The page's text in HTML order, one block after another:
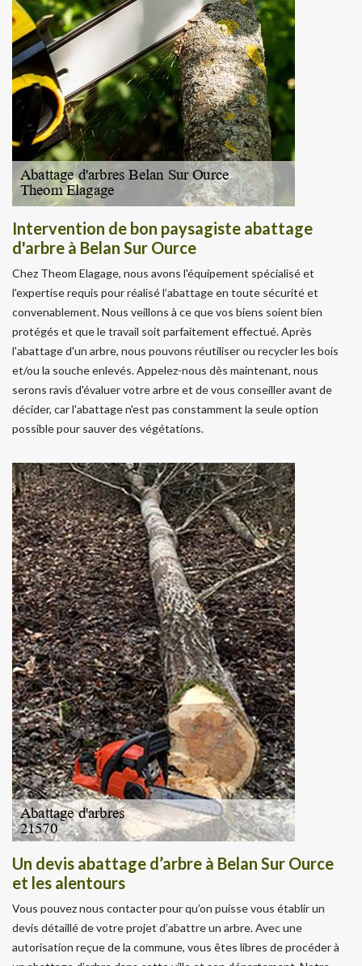
Intervention de bon paysagiste abattage
d'arbre à Belan Sur Ource
Chez Theom Elagage, nous avons l'équipement spécialisé et
l'expertise requis pour réalisé l’abattage en toute sécurité et
convenablement. Nous veillons à ce que vos biens soient bien
protégés et que le travail soit parfaitement effectué. Après
l'abattage d'un arbre, nous pouvons réutiliser ou recycler les bois
et/ou la souche enlevés. Appelez-nous dès maintenant, nous
serons ravis d'évaluer votre arbre et de vous conseiller avant de
décider, car l'abattage n'est pas constamment la seule option
possible pour sauver des végétations.
Un devis abattage d’arbre à Belan Sur Ource
et les alentours
Vous pouvez nous contacter pour qu’on puisse vous établir un
devis détaillé de votre projet d’abattre un arbre. Avec une
autorisation reçue de la commune, vous êtes libres de procéder à